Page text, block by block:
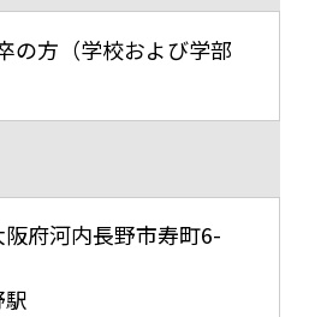
の方（学校および学部
府河内長野市寿町6-